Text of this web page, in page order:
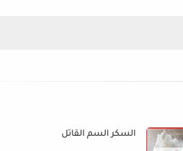
السكر السم القاتل